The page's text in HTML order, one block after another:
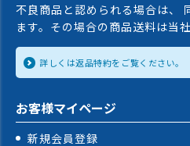
不良商品と認められる場合は、
ます。その場合の商品送料は当
詳しくは返品特約をご覧ください。
お客様マイページ
新規会員登録